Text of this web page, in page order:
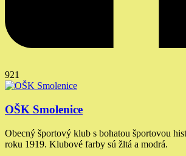
921
OŠK Smolenice
Obecný športový klub s bohatou športovou
roku 1919. Klubové farby sú žltá a modrá.